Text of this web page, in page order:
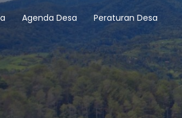
Agenda Desa Peraturan Desa